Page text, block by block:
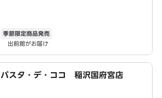
季節限定商品発売
出前館がお届け
パスタ・デ・ココ 稲沢国府宮店